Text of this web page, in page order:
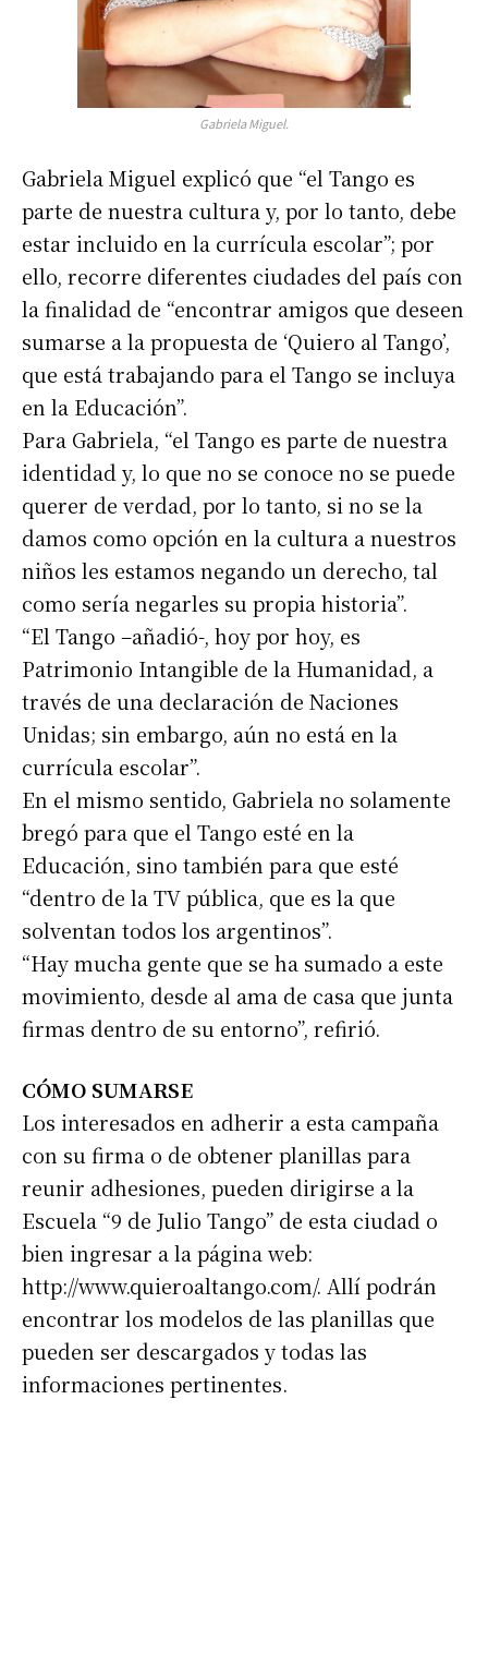
Gabriela Miguel.
Gabriela Miguel explicó que “el Tango es
parte de nuestra cultura y, por lo tanto, debe
estar incluido en la currícula escolar”; por
ello, recorre diferentes ciudades del país con
la finalidad de “encontrar amigos que deseen
sumarse a la propuesta de ‘Quiero al Tango’,
que está trabajando para el Tango se incluya
en la Educación”.
Para Gabriela, “el Tango es parte de nuestra
identidad y, lo que no se conoce no se puede
querer de verdad, por lo tanto, si no se la
damos como opción en la cultura a nuestros
niños les estamos negando un derecho, tal
como sería negarles su propia historia”.
“El Tango –añadió-, hoy por hoy, es
Patrimonio Intangible de la Humanidad, a
través de una declaración de Naciones
Unidas; sin embargo, aún no está en la
currícula escolar”.
En el mismo sentido, Gabriela no solamente
bregó para que el Tango esté en la
Educación, sino también para que esté
“dentro de la TV pública, que es la que
solventan todos los argentinos”.
“Hay mucha gente que se ha sumado a este
movimiento, desde al ama de casa que junta
firmas dentro de su entorno”, refirió.
CÓMO SUMARSE
Los interesados en adherir a esta campaña
con su firma o de obtener planillas para
reunir adhesiones, pueden dirigirse a la
Escuela “9 de Julio Tango” de esta ciudad o
bien ingresar a la página web:
http://www.quieroaltango.com/. Allí podrán
encontrar los modelos de las planillas que
pueden ser descargados y todas las
informaciones pertinentes.